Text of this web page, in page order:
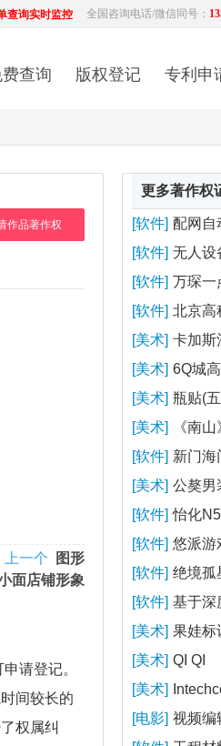
查询实时监控 全国咨询电话/微信同号：
专利申
版权登记
查询
作品著作权
上一个
图形
面店铺形象
请登记。
间较长的
权属纠
更多著作权
[软件] 配网自
[软件] 无人设
[软件] 万琛一
[软件] 北京高
[美术] 卡加斯
[美术] 6Q城
[美术] 瓶贴(
[美术]
《南山
[软件] 新门海
[美术] 公獒男
[软件] 怡化
[软件] 悠派游
[软件] 绝境孤
[软件] 基于深
[美术] 果娃标
[美术] QI QI
[美术]
[电影] 视频编